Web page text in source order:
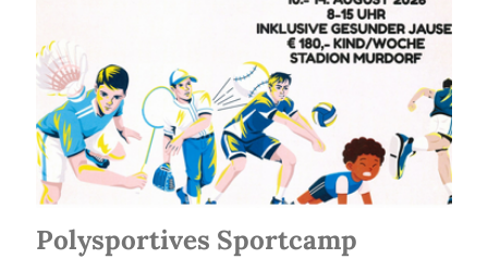
Polysportives Sportcamp